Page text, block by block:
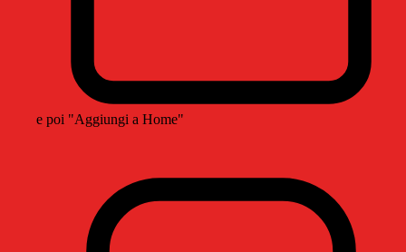
e poi "Aggiungi a Home"